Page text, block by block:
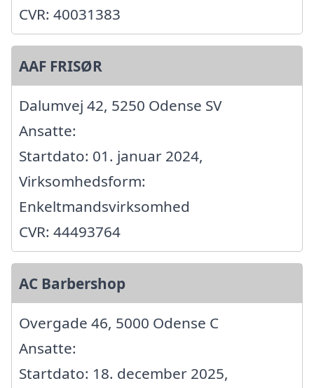
CVR: 40031383
AAF FRISØR
Dalumvej 42, 5250 Odense SV
Ansatte:
Startdato: 01. januar 2024,
Virksomhedsform:
Enkeltmandsvirksomhed
CVR: 44493764
AC Barbershop
Overgade 46, 5000 Odense C
Ansatte:
Startdato: 18. december 2025,